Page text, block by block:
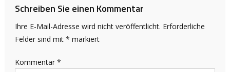
Schreiben Sie einen Kommentar
Ihre E-Mail-Adresse wird nicht veröffentlicht. Erforderliche
Felder sind mit * markiert
Kommentar *